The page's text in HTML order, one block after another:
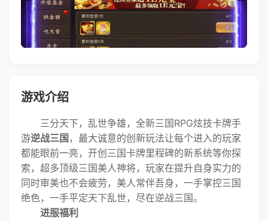
游戏介绍
三分天下，乱世争雄，全新三国RPG炫技卡牌手
游逆战三国 ，最大诚意的创新玩法让每个进入的玩家
都能眼前一亮，开创三国卡牌里程碑的新系统等你探
索，超多顶级三国美人神将，玩家在提升自身实力的
同时审美也不会疲劳，美人常伴吾身，一手掌控三国
绝色，一手平定天下乱世，尽在逆战三国。
进服福利